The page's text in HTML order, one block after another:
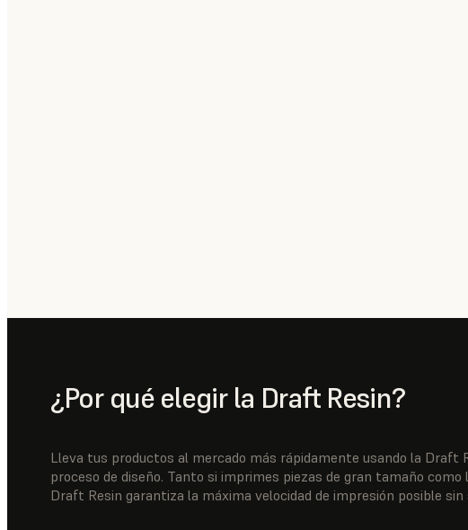
¿Por qué elegir la Draft Resin?
Lleva tus productos al mercado más rápidamente usando la Draft
proceso de diseño. Tanto si imprimes piezas de gran tamaño
Draft Resin garantiza la máxima velocidad de impresión posible